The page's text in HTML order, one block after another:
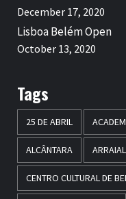
December 17, 2020
Lisboa Belém Open
October 13, 2020
Tags
25 DE ABRIL
ALCÂNTARA ARRAIAL
CENTRO CULTURAL DE